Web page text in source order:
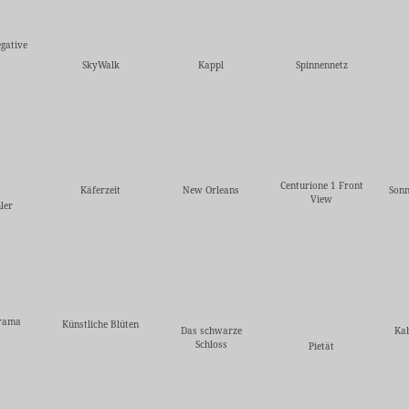
SkyWalk
Kappl Spinnennetz
Käferzeit New Orleans
Centurione 1 Front
View
Künstliche Blüten
Das schwarze
Schloss
Pietät